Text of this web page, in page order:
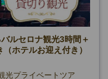
ルセロナ観光3時間＋
ホテルお迎え付き）
光プライベートツア